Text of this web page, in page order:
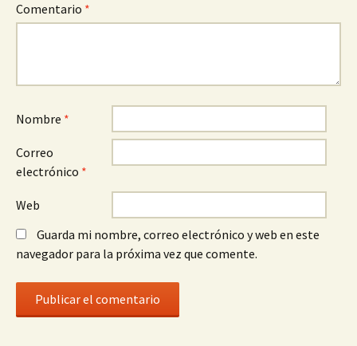
Comentario *
Nombre *
Correo
electrónico *
Web
Guarda mi nombre, correo electrónico y web en este
navegador para la próxima vez que comente.